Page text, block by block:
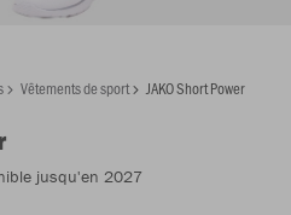
Vêtements de sport JAKO Short Power
jusqu'en 2027